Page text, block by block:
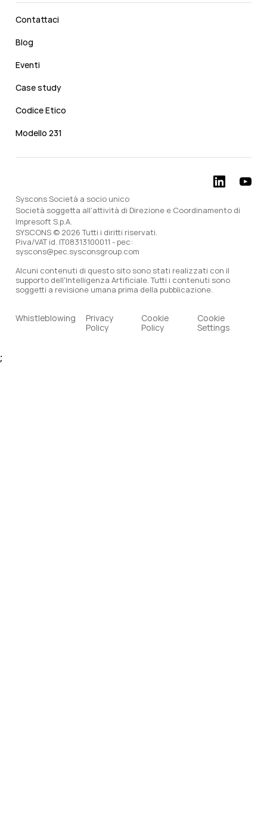
Contattaci
Blog
Eventi
Case study
Codice Etico
Modello 231
Syscons Società a socio unico
Società soggetta all'attività di Direzione e Coordinamento di
Impresoft S.p.A.
SYSCONS © 2026 Tutti i diritti riservati.
P.iva/VAT id. IT08313100011 - pec:
syscons@pec.sysconsgroup.com
Alcuni contenuti di questo sito sono stati realizzati con il
supporto dell'Intelligenza Artificiale. Tutti i contenuti sono
soggetti a revisione umana prima della pubblicazione.
Whistleblowing
Privacy
Policy
Cookie
Policy
Cookie
Settings
;